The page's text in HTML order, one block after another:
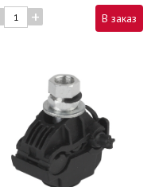
+ В заказ